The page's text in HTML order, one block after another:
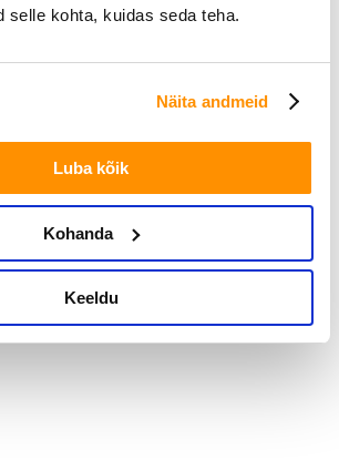
selle kohta, kuidas seda teha.
Näita andmeid
Luba kõik
Kohanda
Keeldu